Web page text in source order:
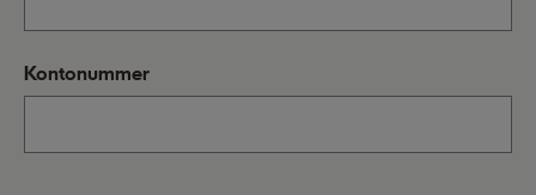
Kontonummer